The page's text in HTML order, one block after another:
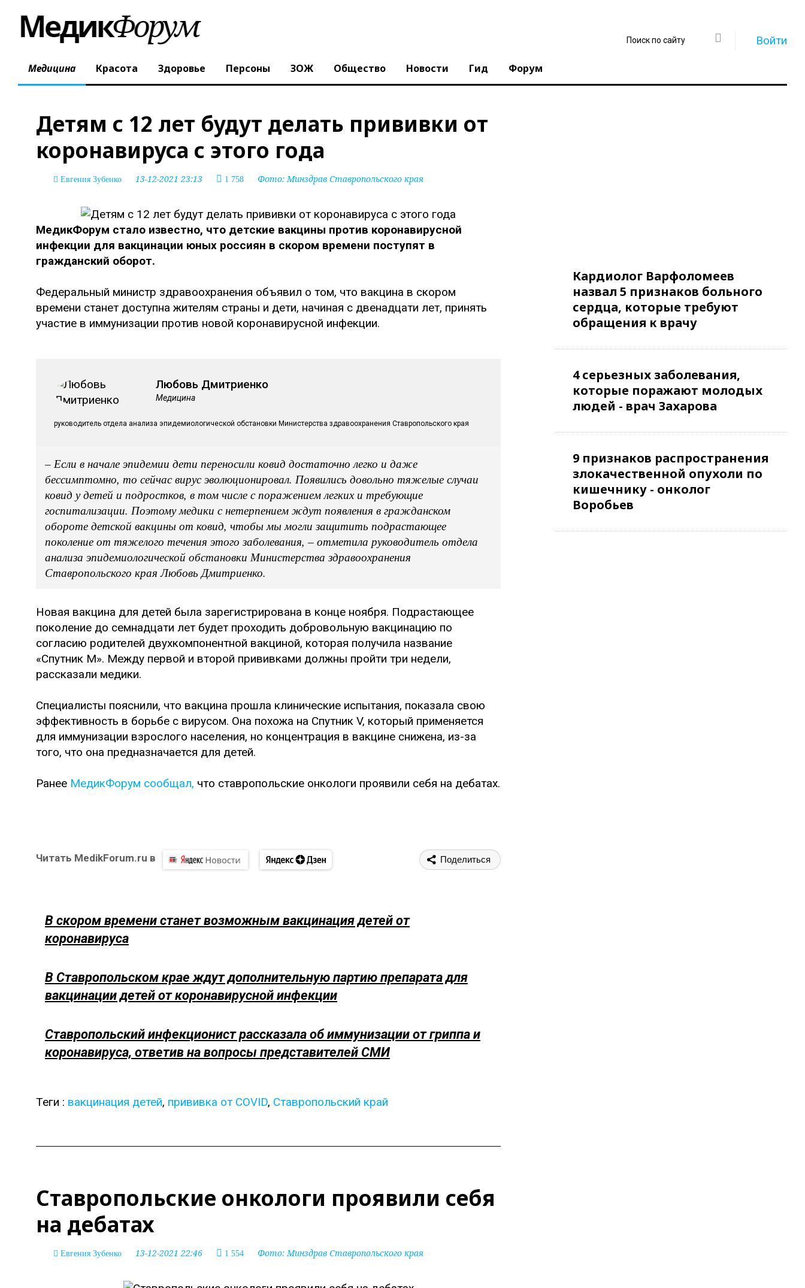
Войти
Медицина Красота Здоровье Персоны ЗОЖ Общество Новости Гид Форум
Детям с 12 лет будут делать прививки от
коронавируса с этого года
Евгения Зубенко 13-12-2021 23:13 1 758 Фото:Минздрав Ставропольского края
МедикФорум стало известно, что детские вакцины против коронавирусной
инфекции для вакцинации юных россиян в скором времени поступят в
гражданский оборот.
Федеральный министр здравоохранения объявил о том, что вакцина в скором
времени станет доступна жителям страны и дети, начиная с двенадцати лет, принять
участие в иммунизации против новой коронавирусной инфекции.
Любовь Дмитриенко
Медицина
руководитель отдела анализа эпидемиологической обстановки Министерства здравоохранения Ставропольского края
– Если в начале эпидемии дети переносили ковид достаточно легко и даже
бессимптомно, то сейчас вирус эволюционировал. Появились довольно тяжелые случаи
ковид у детей и подростков, в том числе с поражением легких и требующие
госпитализации. Поэтому медики с нетерпением ждут появления в гражданском
обороте детской вакцины от ковид, чтобы мы могли защитить подрастающее
поколение от тяжелого течения этого заболевания, – отметила руководитель отдела
анализа эпидемиологической обстановки Министерства здравоохранения
Ставропольского края Любовь Дмитриенко.
Новая вакцина для детей была зарегистрирована в конце ноября. Подрастающее
поколение до семнадцати лет будет проходить добровольную вакцинацию по
согласию родителей двухкомпонентной вакциной, которая получила название
«Спутник М». Между первой и второй прививками должны пройти три недели,
рассказали медики.
Специалисты пояснили, что вакцина прошла клинические испытания, показала свою
эффективность в борьбе с вирусом. Она похожа на Спутник V, который применяется
для иммунизации взрослого населения, но концентрация в вакцине снижена, из-за
того, что она предназначается для детей.
Ранее МедикФорум сообщал, что ставропольские онкологи проявили себя на дебатах.
Читать MedikForum.ru в Поделиться
В скором времени станет возможным вакцинация детей от
коронавируса
В Ставропольском крае ждут дополнительную партию препарата для
вакцинации детей от коронавирусной инфекции
Ставропольский инфекционист рассказала об иммунизации от гриппа и
коронавируса, ответив на вопросы представителей СМИ
Теги : вакцинация детей, прививка от COVID, Ставропольский край
Кардиолог Варфоломеев
назвал 5 признаков больного
сердца, которые требуют
обращения к врачу
4 серьезных заболевания,
которые поражают молодых
людей - врач Захарова
9 признаков распространения
злокачественной опухоли по
кишечнику - онколог
Воробьев
Ставропольские онкологи проявили себя
на дебатах
Евгения Зубенко 13-12-2021 22:46 1 554 Фото:Минздрав Ставропольского края